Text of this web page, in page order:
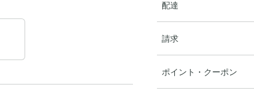
配達
請求
ポイント・クーポン